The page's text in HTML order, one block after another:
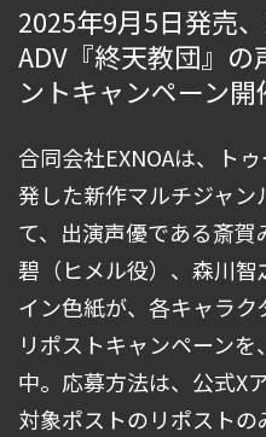
2025年9月5日発売
ADV『終天教団』
ントキャンペーン開
合同会社EXNOAは、ト
発した新作マルチジャン
て、出演声優である斎
碧（ヒメル役）、森川
イン色紙が、各キャラ
リポストキャンペーン
中。応募方法は、公式X
対象ポストのリポストの